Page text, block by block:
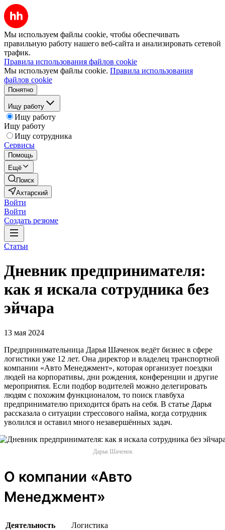
Мы используем файлы cookie, чтобы обеспечивать
правильную работу нашего веб-сайта и анализировать сетевой
трафик.
Правила использования файлов cookie
Мы используем файлы cookie. Правила использования
файлов cookie
Понятно
Ищу работу
Ищу работу
Ищу работу
Ищу сотрудника
Сервисы
Помощь
Ещё
Поиск
Ахтарский
Войти
Войти
Создать резюме
Статьи
Дневник предпринимателя:
как я искала сотрудника без
эйчара
13 мая 2024
Предпринимательница Дарья Шаченок ведёт бизнес в сфере
логистики уже 12 лет. Она директор и владелец транспортной
компании «Авто Менеджмент», которая организует поездки
людей на корпоративы, дни рождения, конференции и другие
мероприятия. Если подбор водителей можно делегировать
людям с похожим функционалом, то поиск главбуха
предпринимателю приходится брать на себя. В статье Дарья
рассказала о ситуации стрессового найма, когда сотрудник
уволился и оставил много незавершённых задач.
Дарья Шаченок
О компании «Авто
Менеджмент»
Деятельность Логистика